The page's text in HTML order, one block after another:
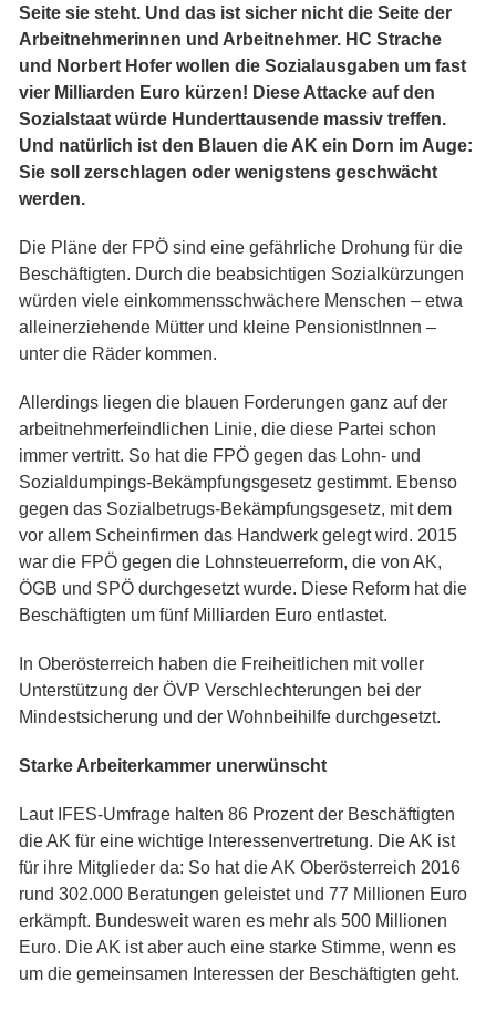
Seite sie steht. Und das ist sicher nicht die Seite der
Arbeitnehmerinnen und Arbeitnehmer. HC Strache
und Norbert Hofer wollen die Sozialausgaben um fast
vier Milliarden Euro kürzen! Diese Attacke auf den
Sozialstaat würde Hunderttausende massiv treffen.
Und natürlich ist den Blauen die AK ein Dorn im Auge:
Sie soll zerschlagen oder wenigstens geschwächt
werden.
Die Pläne der FPÖ sind eine gefährliche Drohung für die
Beschäftigten. Durch die beabsichtigen Sozialkürzungen
würden viele einkommensschwächere Menschen – etwa
alleinerziehende Mütter und kleine PensionistInnen –
unter die Räder kommen.
Allerdings liegen die blauen Forderungen ganz auf der
arbeitnehmerfeindlichen Linie, die diese Partei schon
immer vertritt. So hat die FPÖ gegen das Lohn- und
Sozialdumpings-Bekämpfungsgesetz gestimmt. Ebenso
gegen das Sozialbetrugs-Bekämpfungsgesetz, mit dem
vor allem Scheinfirmen das Handwerk gelegt wird. 2015
war die FPÖ gegen die Lohnsteuerreform, die von AK,
ÖGB und SPÖ durchgesetzt wurde. Diese Reform hat die
Beschäftigten um fünf Milliarden Euro entlastet.
In Oberösterreich haben die Freiheitlichen mit voller
Unterstützung der ÖVP Verschlechterungen bei der
Mindestsicherung und der Wohnbeihilfe durchgesetzt.
Starke Arbeiterkammer unerwünscht
Laut IFES-Umfrage halten 86 Prozent der Beschäftigten
die AK für eine wichtige Interessenvertretung. Die AK ist
für ihre Mitglieder da: So hat die AK Oberösterreich 2016
rund 302.000 Beratungen geleistet und 77 Millionen Euro
erkämpft. Bundesweit waren es mehr als 500 Millionen
Euro. Die AK ist aber auch eine starke Stimme, wenn es
um die gemeinsamen Interessen der Beschäftigten geht.